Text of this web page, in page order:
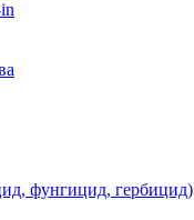
фунгицид, гербицид)